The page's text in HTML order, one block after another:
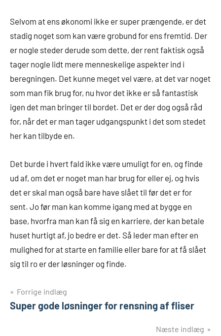
Selvom at ens økonomi ikke er super prængende, er det
stadig noget som kan være grobund for ens fremtid. Der
er nogle steder derude som dette, der rent faktisk også
tager nogle lidt mere menneskelige aspekter ind i
beregningen. Det kunne meget vel være, at det var noget
som man fik brug for, nu hvor det ikke er så fantastisk
igen det man bringer til bordet. Det er der dog også råd
for, når det er man tager udgangspunkt i det som stedet
her kan tilbyde en.
Det burde i hvert fald ikke være umuligt for en, og finde
ud af, om det er noget man har brug for eller ej, og hvis
det er skal man også bare have slået til før det er for
sent. Jo før man kan komme igang med at bygge en
base, hvorfra man kan få sig en karriere, der kan betale
huset hurtigt af, jo bedre er det. Så leder man efter en
mulighed for at starte en familie eller bare for at få slået
sig til ro er der løsninger og finde.
Indlægsnavigation
Forrige indlæg
Super gode løsninger for rensning af fliser
Næste indlæg